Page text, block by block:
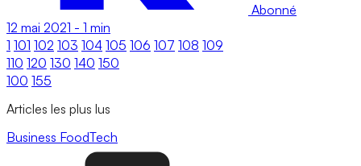
Abonné
12 mai 2021 - 1 min
1 101 102 103 104 105 106 107 108 109
110 120 130 140 150
100 155
Articles les plus lus
Business FoodTech